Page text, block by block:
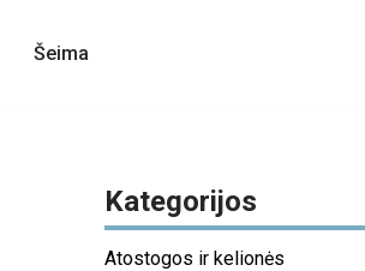
Šeima
Kategorijos
Atostogos ir kelionės